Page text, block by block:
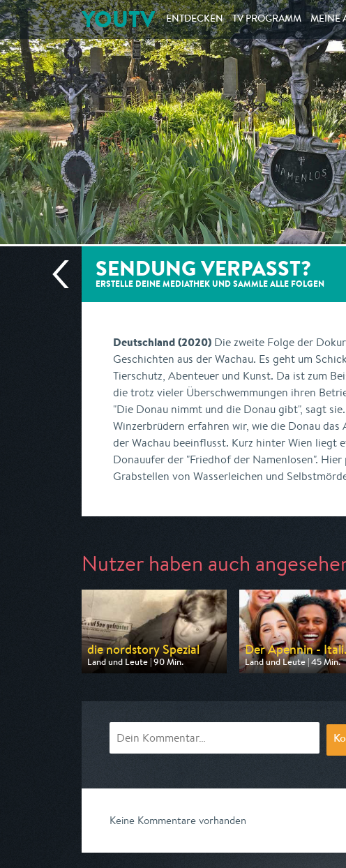
YOUTV ENTDECKEN TV PROGRAMM MEINE
SENDUNG VERPASST?
ERSTELLE DEINE MEDIATHEK UND SAMMLE ALLE FOLGEN
Deutschland (2020) Die zweite Folge der
Geschichten aus der Wachau. Es geht um
Tierschutz, Abenteuer und Kunst. Da ist zum
die trotz vieler Überschwemmungen ihren
"Die Donau nimmt und die Donau gibt", sagt
Winzerbrüdern erfahren wir, wie die Donau das
der Wachau beeinflusst. Kurz hinter Wien liegt
Donauufer der "Friedhof der Namenlosen".
Grabstellen von Wasserleichen und
Nutzer haben auch
die nordstory Spezial
Land und Leute | 90 Min.
Ausgestrahlt von NDR
Der Apennin -
Land und Leute | 45 Min.
Ausgestrahlt von SWR
Keine Kommentare vorhanden